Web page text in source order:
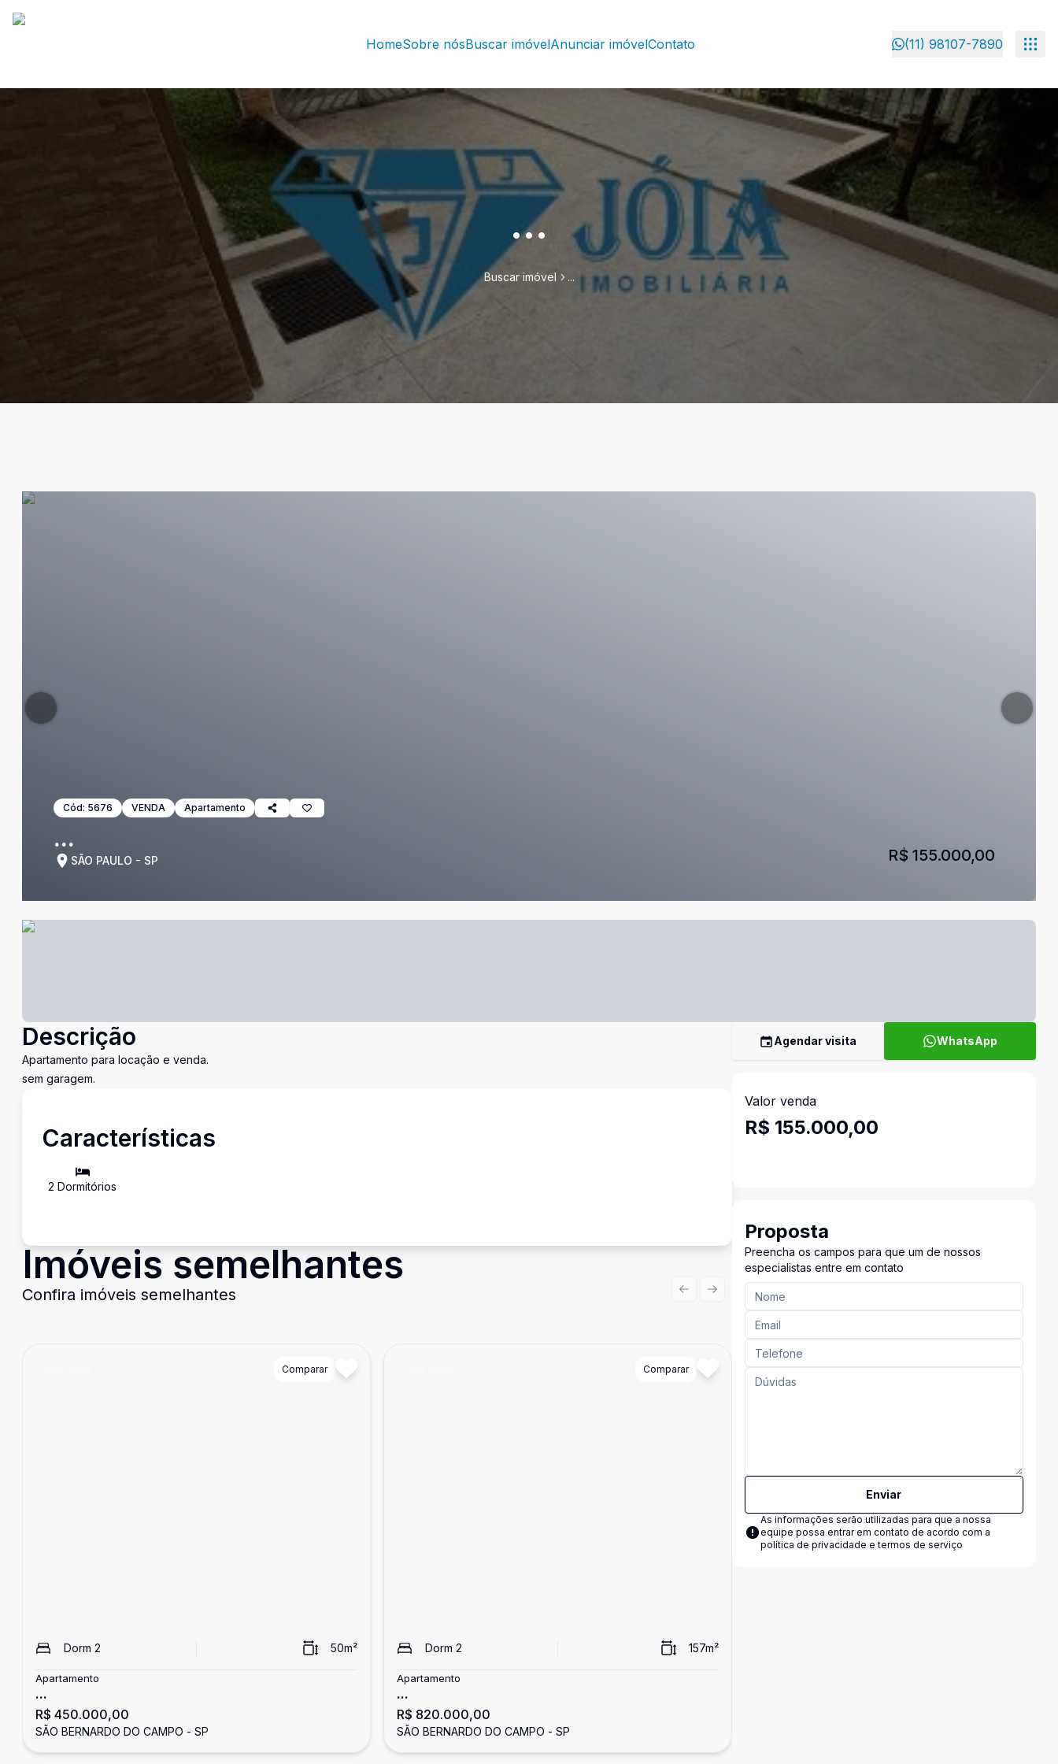
HomeSobre nósBuscar imóvelAnunciar imóvelContato (11) 98107-7890
...
Buscar imóvel ...
Cód: 5676 VENDA Apartamento
...
SÃO PAULO - SP R$ 155.000,00
Descrição
Apartamento para locação e venda.
sem garagem.
Características
2 Dormitórios
Imóveis semelhantes
Confira imóveis semelhantes
Comparar
Dorm 2 50m²
Apartamento
...
R$ 450.000,00
SÃO BERNARDO DO CAMPO - SP
Comparar
Dorm 2 157m²
Apartamento
...
R$ 820.000,00
SÃO BERNARDO DO CAMPO - SP
Cód:5902 Comparar
Previous slide
Next slide
Agendar visita WhatsApp
Valor venda
R$ 155.000,00
Proposta
Preencha os campos para que um de nossos
especialistas entre em contato
Enviar
As informações serão utilizadas para que a nossa
equipe possa entrar em contato de acordo com a
política de privacidade e termos de serviço